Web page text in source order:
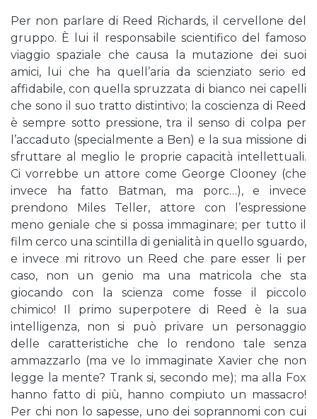
Per non parlare di Reed Richards, il cervellone del
gruppo. È lui il responsabile scientifico del famoso
viaggio spaziale che causa la mutazione dei suoi
amici, lui che ha quell’aria da scienziato serio ed
affidabile, con quella spruzzata di bianco nei capelli
che sono il suo tratto distintivo; la coscienza di Reed
è sempre sotto pressione, tra il senso di colpa per
l’accaduto (specialmente a Ben) e la sua missione di
sfruttare al meglio le proprie capacità intellettuali.
Ci vorrebbe un attore come George Clooney (che
invece ha fatto Batman, ma porc…), e invece
prendono Miles Teller, attore con l’espressione
meno geniale che si possa immaginare; per tutto il
film cerco una scintilla di genialità in quello sguardo,
e invece mi ritrovo un Reed che pare esser li per
caso, non un genio ma una matricola che sta
giocando con la scienza come fosse il piccolo
chimico! Il primo superpotere di Reed è la sua
intelligenza, non si può privare un personaggio
delle caratteristiche che lo rendono tale senza
ammazzarlo (ma ve lo immaginate Xavier che non
legge la mente? Trank si, secondo me); ma alla Fox
hanno fatto di più, hanno compiuto un massacro!
Per chi non lo sapesse, uno dei soprannomi con cui